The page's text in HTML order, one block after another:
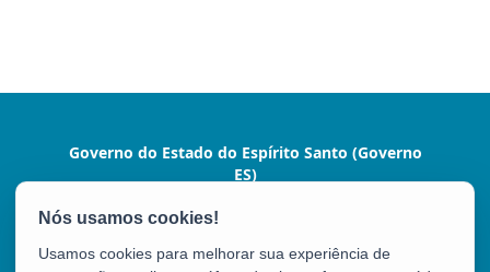
Governo do Estado do Espírito Santo (Governo
ES)
Praça João Clímaco, 142 - Cidade Alta, Centro
Tel.: (27) 3636-1024
Usamos cookies para melhorar sua experiência de